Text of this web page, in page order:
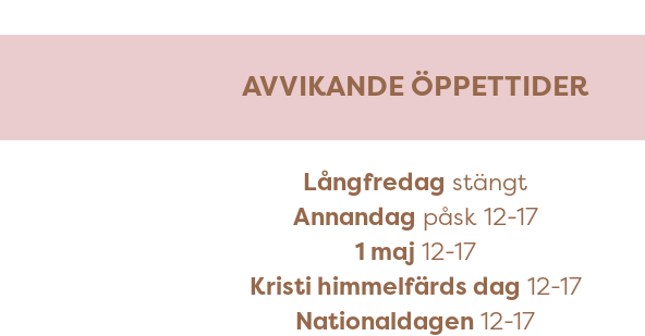
AVVIKANDE ÖPPETTIDER
Långfredag stängt
Annandag påsk 12-17
1 maj 12-17
Kristi himmelfärds dag 12-17
Nationaldagen 12-17